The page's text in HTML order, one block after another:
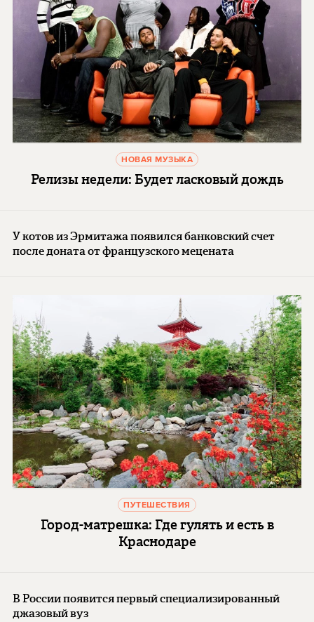
НОВАЯ МУЗЫКА
Релизы недели: Будет ласковый дождь
У котов из Эрмитажа появился банковский счет
после доната от французского мецената
ПУТЕШЕСТВИЯ
Город-матрешка: Где гулять и есть в
Краснодаре
В России появится первый специализированный
джазовый вуз